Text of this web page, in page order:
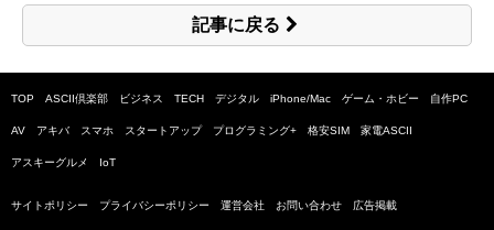
記事に戻る
TOP ASCII倶楽部 ビジネス TECH デジタル iPhone/Mac ゲーム・ホビー 自作PC
AV アキバ スマホ スタートアップ プログラミング+ 格安SIM 家電ASCII
アスキーグルメ IoT
サイトポリシー プライバシーポリシー 運営会社 お問い合わせ 広告掲載